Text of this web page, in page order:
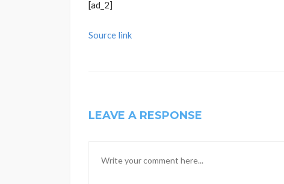
[ad_2]
Source link
LEAVE A RESPONSE